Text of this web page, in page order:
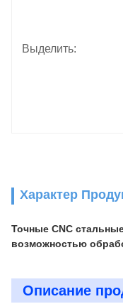
Выделить:
Характер
Точные CNC
возможностью
Описание